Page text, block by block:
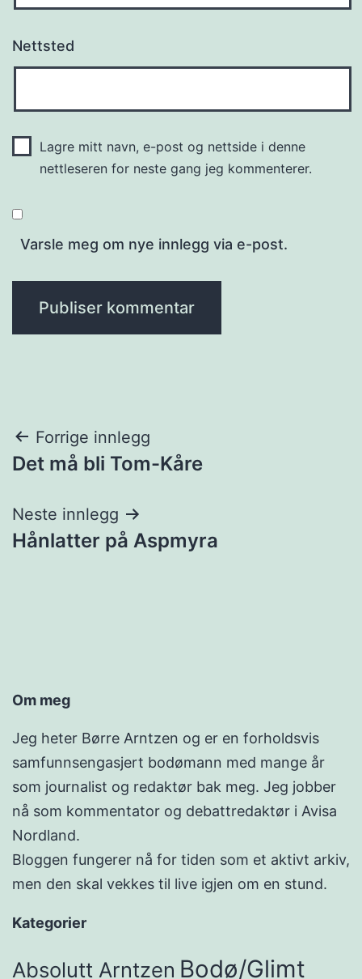
Nettsted
Lagre mitt navn, e-post og nettside i denne
nettleseren for neste gang jeg kommenterer.
Varsle meg om nye innlegg via e-post.
Innleggsnavigasjon
Forrige innlegg
Det må bli Tom-Kåre
Neste innlegg
Hånlatter på Aspmyra
Om meg
Jeg heter Børre Arntzen og er en forholdsvis
samfunnsengasjert bodømann med mange år
som journalist og redaktør bak meg. Jeg jobber
nå som kommentator og debattredaktør i Avisa
Nordland.
Bloggen fungerer nå for tiden som et aktivt arkiv,
men den skal vekkes til live igjen om en stund.
Kategorier
Absolutt Arntzen Bodø/Glimt